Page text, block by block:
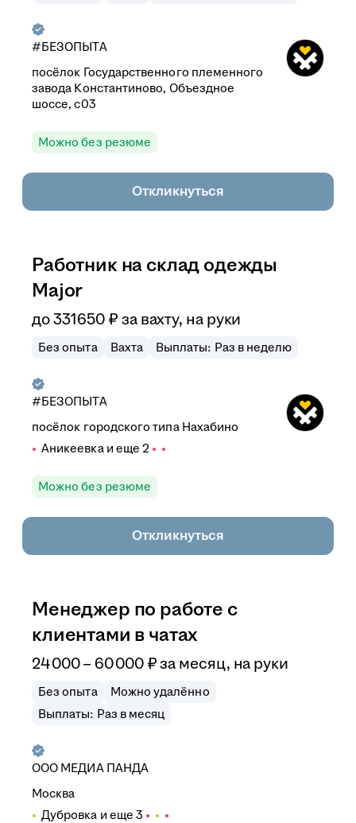
#БЕЗОПЫТА
посёлок Государственного племенного
завода Константиново, Объездное
шоссе, с03
Можно без резюме
Откликнуться
Работник на склад одежды
Major
до331 650 ₽ за вахту, на руки
Без опыта Вахта Выплаты: Раз в неделю
#БЕЗОПЫТА
посёлок городского типа Нахабино
Аникеевка и еще 2
Можно без резюме
Откликнуться
Менеджер по работе с
клиентами в чатах
24 000–60 000 ₽ за месяц, на руки
Без опыта
Можно удалённо
Выплаты: Раз в месяц
ООО МЕДИА ПАНДА
Москва
Дубровка и еще 3